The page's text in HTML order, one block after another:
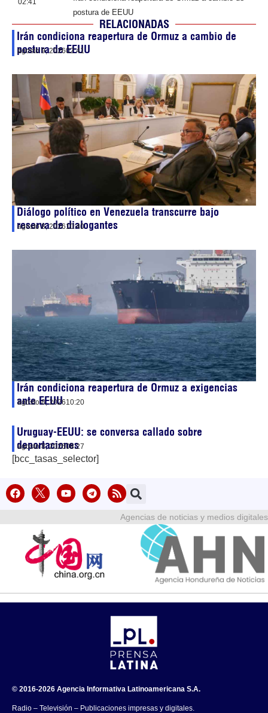
02:41
postura de EEUU
RELACIONADAS
Irán condiciona reapertura de Ormuz a cambio de
postura de EEUU
agosto 9, 202602:41
Diálogo político en Venezuela transcurre bajo
reserva de dialogantes
agosto 8, 202610:40
Irán condiciona reapertura de Ormuz a exigencias
ante EEUU
agosto 8, 202610:20
Uruguay-EEUU: se conversa callado sobre
deportaciones
agosto 8, 202608:27
[bcc_tasas_selector]
Agencias de noticias y medios digitales
© 2016-2026 Agencia Informativa Latinoamericana S.A.
Radio – Televisión – Publicaciones impresas y digitales.